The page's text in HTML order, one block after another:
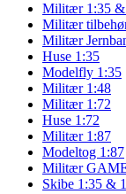
Militær 1:35 &
Militær
Militær
Huse 1:35
Modelfly 1:35
Militær 1:48
Militær 1:72
Huse 1:72
Militær 1:87
Modeltog 1:87
Militær
Skibe 1:35 &